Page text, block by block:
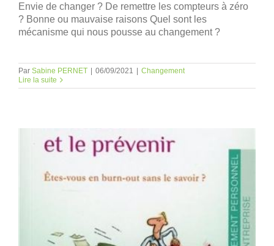
Envie de changer ? De remettre les compteurs à zéro
? Bonne ou mauvaise raisons Quel sont les
mécanisme qui nous pousse au changement ?
Par Sabine PERNET | 06/09/2021 | Changement
Lire la suite